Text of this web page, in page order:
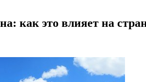
как это влияет на